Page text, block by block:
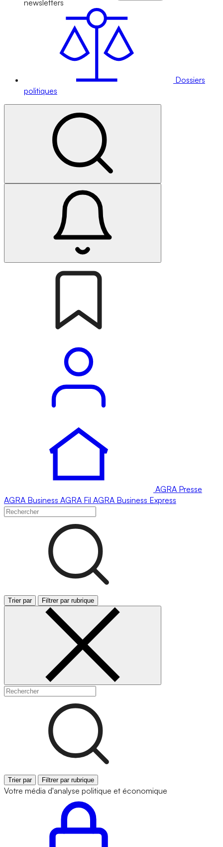
newsletters
Dossiers
politiques
AGRA Presse
AGRA Business AGRA Fil AGRA Business Express
Trier par Filtrer par rubrique
Trier par Filtrer par rubrique
Votre média d'analyse politique et économique